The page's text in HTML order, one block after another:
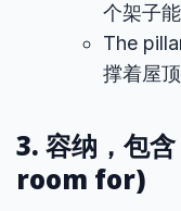
个架子
The
撑着屋
3. 容纳，包
room for)